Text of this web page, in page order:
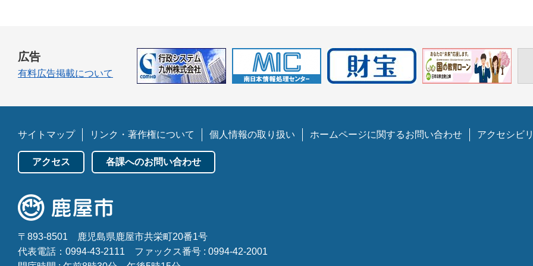
広告
有料広告掲載について
サイトマップ リンク・著作権について 個人情報の取り扱い ホームページに関するお問い合わせ アクセシビ
アクセス 各課へのお問い合わせ
〒893-8501
鹿児島県鹿屋市共栄町20番1号
代表電話：0994-43-2111
ファックス番号 : 0994-42-2001